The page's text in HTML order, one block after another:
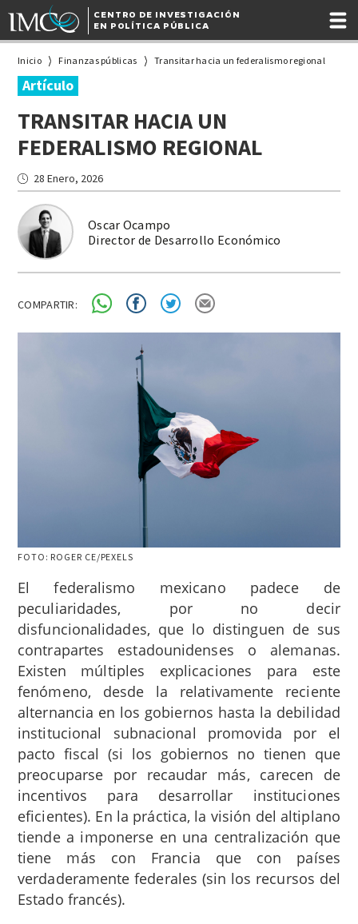
CENTRO DE INVESTIGACIÓN
EN POLÍTICA PÚBLICA
Inicio Finanzas públicas Transitar hacia un federalismo regional
Artículo
TRANSITAR HACIA UN
FEDERALISMO REGIONAL
Oscar Ocampo
Director de Desarrollo Económico
28 Enero, 2026
COMPARTIR:
FOTO: ROGER CE/PEXELS
El federalismo mexicano padece de
peculiaridades, por no decir
disfuncionalidades, que lo distinguen de sus
contrapartes estadounidenses o alemanas.
Existen múltiples explicaciones para este
fenómeno, desde la relativamente reciente
alternancia en los gobiernos hasta la debilidad
institucional subnacional promovida por el
pacto fiscal (si los gobiernos no tienen que
preocuparse por recaudar más, carecen de
incentivos para desarrollar instituciones
eficientes). En la práctica, la visión del altiplano
tiende a imponerse en una centralización que
tiene más con Francia que con países
verdaderamente federales (sin los recursos del
Estado francés).